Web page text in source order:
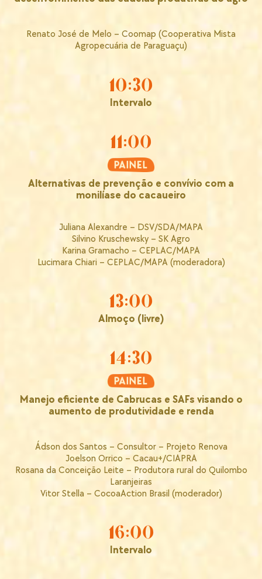
Renato José de Melo – Coomap (Cooperativa Mista
Agropecuária de Paraguaçu)
10:30
Intervalo
11:00
Alternativas de prevenção e convívio com a
monilíase do cacaueiro
Juliana Alexandre – DSV/SDA/MAPA
Silvino Kruschewsky – SK Agro
Karina Gramacho – CEPLAC/MAPA
Lucimara Chiari – CEPLAC/MAPA (moderadora)
13:00
Almoço (livre)
14:30
Manejo eficiente de Cabrucas e SAFs visando o
aumento de produtividade e renda
Ádson dos Santos – Consultor – Projeto Renova
Joelson Orrico – Cacau+/CIAPRA
Rosana da Conceição Leite – Produtora rural do Quilombo
Laranjeiras
Vitor Stella – CocoaAction Brasil (moderador)
16:00
Intervalo